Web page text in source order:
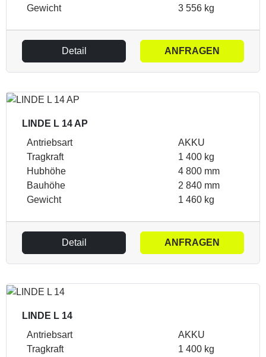
Gewicht
3 556 kg
Detail ANFRAGEN
LINDE L 14 AP
Antriebsart
AKKU
Tragkraft
1 400 kg
Hubhöhe
4 800 mm
Bauhöhe
2 840 mm
Gewicht
1 460 kg
Detail ANFRAGEN
LINDE L 14
Antriebsart
AKKU
Tragkraft
1 400 kg